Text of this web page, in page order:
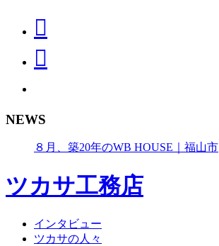
NEWS
８月、築20年のWB HOUSE｜福山市
ツカサ工務店
インタビュー
ツカサの人々